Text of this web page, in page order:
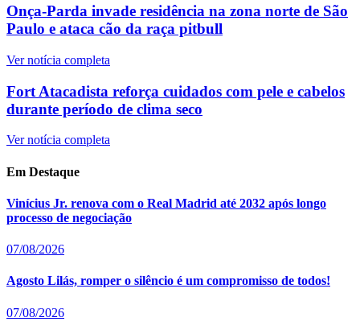
Onça-Parda invade residência na zona norte de São
Paulo e ataca cão da raça pitbull
Ver notícia completa
Fort Atacadista reforça cuidados com pele e cabelos
durante período de clima seco
Ver notícia completa
Em Destaque
Vinícius Jr. renova com o Real Madrid até 2032 após longo
processo de negociação
07/08/2026
Agosto Lilás, romper o silêncio é um compromisso de todos!
07/08/2026